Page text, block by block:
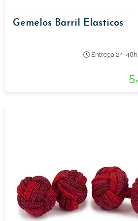
Gemelos Barril Elasticos
Entrega 24-48h
5,